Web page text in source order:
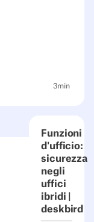
3min
Funzioni
d'ufficio:
sicurezza
negli
uffici
ibridi |
deskbird